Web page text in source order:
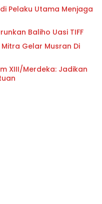
Pelaku Utama Menjaga
Baliho Uasi TIFF
Gelar Musran Di
XIII/Merdeka: Jadikan